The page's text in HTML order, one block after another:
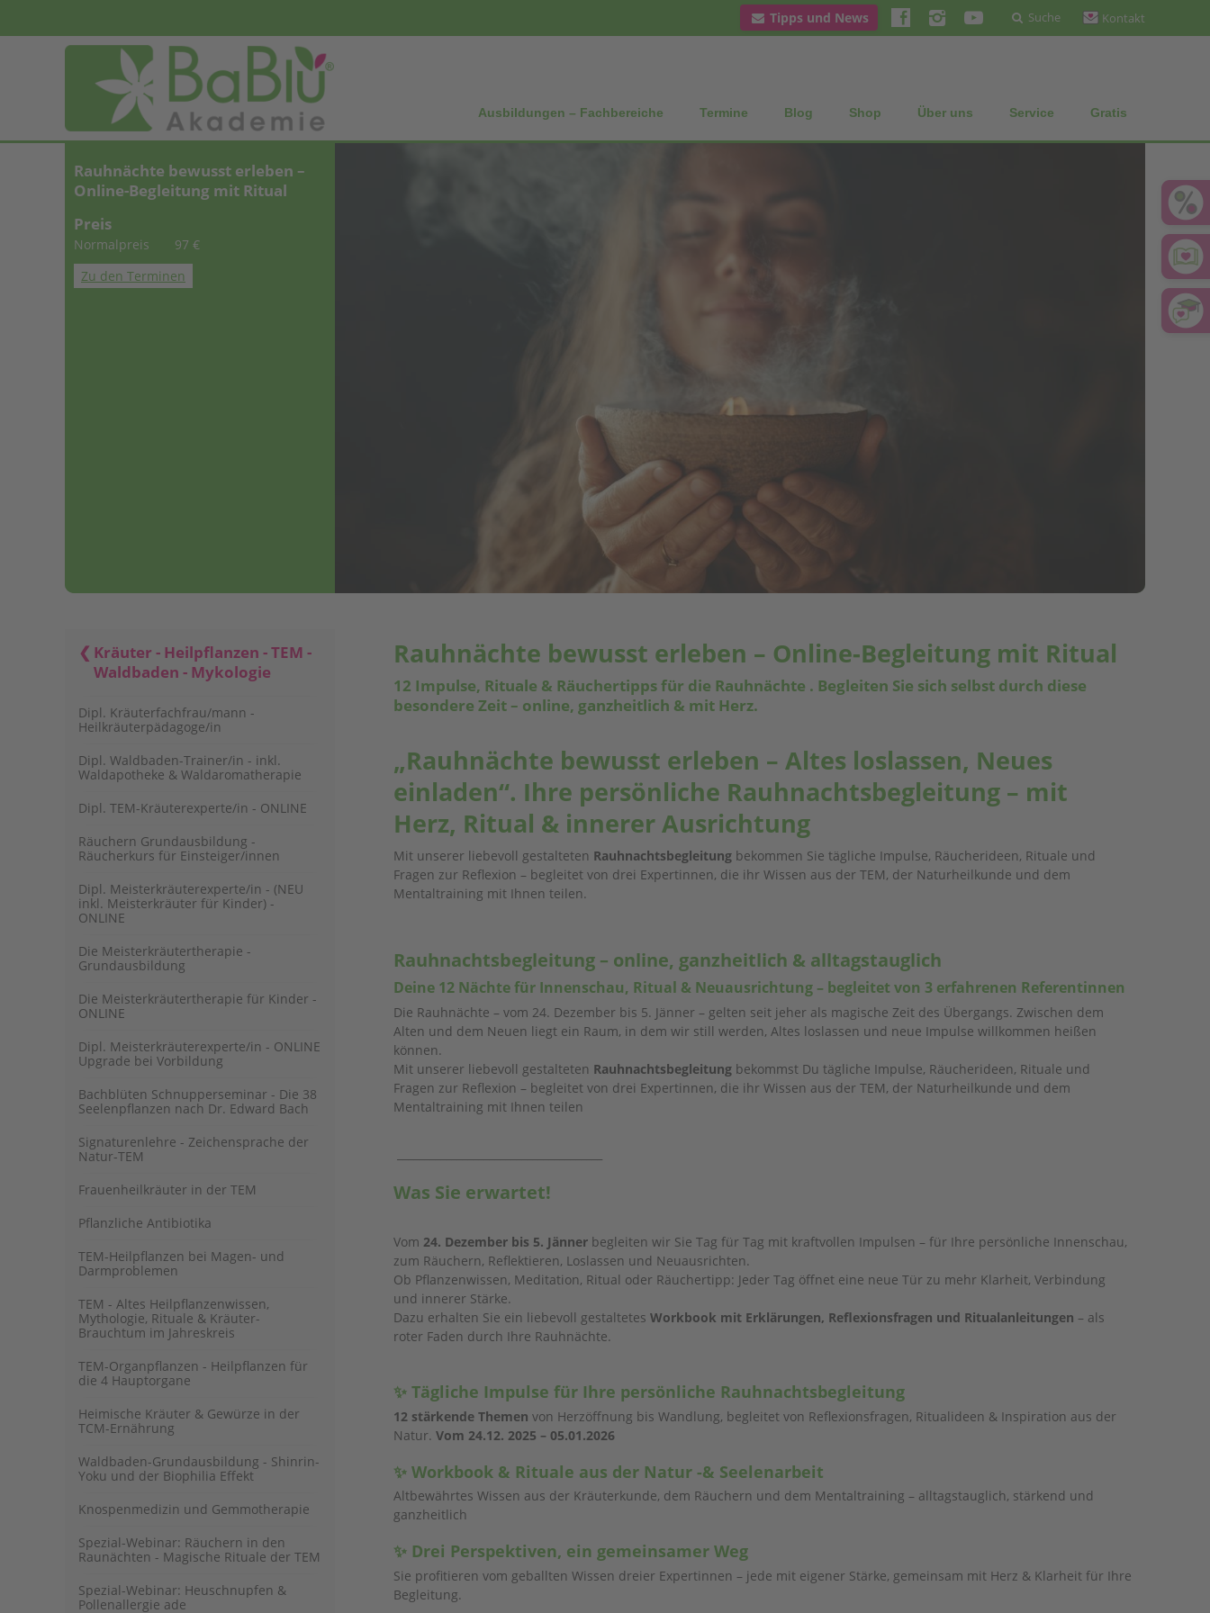
Tipps und News Suche Kontakt
Ausbildungen – Fachbereiche Termine Blog Shop Über uns Service Gratis
Rauhnächte bewusst erleben – Online-Begleitung mit Ritual
12 Impulse, Rituale & Räuchertipps für die Rauhnächte . Begleiten Sie sich selbst durch diese
besondere Zeit – online, ganzheitlich & mit Herz.
„Rauhnächte bewusst erleben – Altes loslassen, Neues
einladen“. Ihre persönliche Rauhnachtsbegleitung – mit
Herz, Ritual & innerer Ausrichtung
Mit unserer liebevoll gestalteten Rauhnachtsbegleitung bekommen Sie tägliche Impulse, Räucherideen, Rituale und
Fragen zur Reflexion – begleitet von drei Expertinnen, die ihr Wissen aus der TEM, der Naturheilkunde und dem
Mentaltraining mit Ihnen teilen.
Rauhnachtsbegleitung – online, ganzheitlich & alltagstauglich
Deine 12 Nächte für Innenschau, Ritual & Neuausrichtung – begleitet von 3 erfahrenen Referentinnen
Die Rauhnächte – vom 24. Dezember bis 5. Jänner – gelten seit jeher als magische Zeit des Übergangs. Zwischen dem
Alten und dem Neuen liegt ein Raum, in dem wir still werden, Altes loslassen und neue Impulse willkommen heißen
können.
Mit unserer liebevoll gestalteten Rauhnachtsbegleitung bekommst Du tägliche Impulse, Räucherideen, Rituale und
Fragen zur Reflexion – begleitet von drei Expertinnen, die ihr Wissen aus der TEM, der Naturheilkunde und dem
Mentaltraining mit Ihnen teilen
Was Sie erwartet!
Vom 24. Dezember bis 5. Jänner begleiten wir Sie Tag für Tag mit kraftvollen Impulsen – für Ihre persönliche Innenschau,
zum Räuchern, Reflektieren, Loslassen und Neuausrichten.
Ob Pflanzenwissen, Meditation, Ritual oder Räuchertipp: Jeder Tag öffnet eine neue Tür zu mehr Klarheit, Verbindung
und innerer Stärke.
Dazu erhalten Sie ein liebevoll gestaltetes Workbook mit Erklärungen, Reflexionsfragen und Ritualanleitungen – als
roter Faden durch Ihre Rauhnächte.
✨ Tägliche Impulse für Ihre persönliche Rauhnachtsbegleitung
12 stärkende Themen von Herzöffnung bis Wandlung, begleitet von Reflexionsfragen, Ritualideen & Inspiration aus der
Natur. Vom 24.12. 2025 – 05.01.2026
✨ Workbook & Rituale aus der Natur -& Seelenarbeit
Altbewährtes Wissen aus der Kräuterkunde, dem Räuchern und dem Mentaltraining – alltagstauglich, stärkend und
ganzheitlich
✨ Drei Perspektiven, ein gemeinsamer Weg
Sie profitieren vom geballten Wissen dreier Expertinnen – jede mit eigener Stärke, gemeinsam mit Herz & Klarheit für Ihre
Begleitung.
Rauhnächte bewusst erleben –
Online-Begleitung mit Ritual
Preis
Normalpreis
97 €
Zu den Terminen
Kräuter - Heilpflanzen - TEM -
Waldbaden - Mykologie
Dipl. Kräuterfachfrau/mann -
Heilkräuterpädagoge/in
Dipl. Waldbaden-Trainer/in - inkl.
Waldapotheke & Waldaromatherapie
Dipl. TEM-Kräuterexperte/in - ONLINE
Räuchern Grundausbildung -
Räucherkurs für Einsteiger/innen
Dipl. Meisterkräuterexperte/in - (NEU
inkl. Meisterkräuter für Kinder) -
ONLINE
Die Meisterkräutertherapie -
Grundausbildung
Die Meisterkräutertherapie für Kinder -
ONLINE
Dipl. Meisterkräuterexperte/in - ONLINE
Upgrade bei Vorbildung
Bachblüten Schnupperseminar - Die 38
Seelenpflanzen nach Dr. Edward Bach
Signaturenlehre - Zeichensprache der
Natur-TEM
Frauenheilkräuter in der TEM
Pflanzliche Antibiotika
TEM-Heilpflanzen bei Magen- und
Darmproblemen
TEM - Altes Heilpflanzenwissen,
Mythologie, Rituale & Kräuter-
Brauchtum im Jahreskreis
TEM-Organpflanzen - Heilpflanzen für
die 4 Hauptorgane
Heimische Kräuter & Gewürze in der
TCM-Ernährung
Waldbaden-Grundausbildung - Shinrin-
Yoku und der Biophilia Effekt
Knospenmedizin und Gemmotherapie
Spezial-Webinar: Räuchern in den
Raunächten - Magische Rituale der TEM
Spezial-Webinar: Heuschnupfen &
Pollenallergie ade